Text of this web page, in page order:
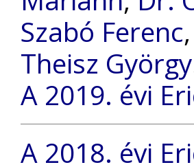
Szabó Ferenc,
Theisz György
A 2019. évi
A 2018. évi